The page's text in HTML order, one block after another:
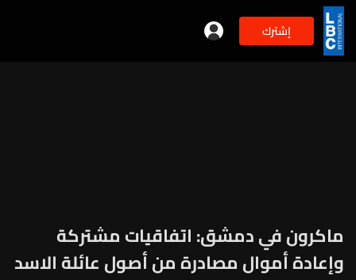
إشترك
ماكرون في دمشق: اتفاقيات مشتركة
وإعادة أموال مصادرة من أصول عائلة الاسد